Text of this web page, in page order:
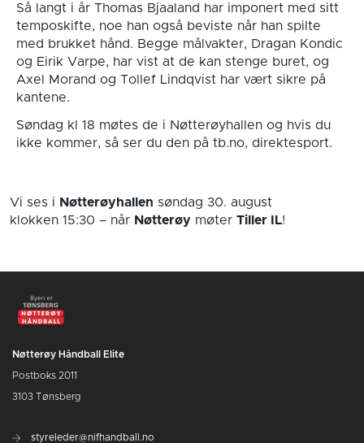
Så langt i år Thomas Bjaaland har imponert med sitt
temposkifte, noe han også beviste når han spilte
med brukket hånd. Begge målvakter, Dragan Kondic
og Eirik Varpe, har vist at de kan stenge buret, og
Axel Morand og Tollef Lindqvist har vært sikre på
kantene.
Søndag kl 18 møtes de i Nøtterøyhallen og hvis du
ikke kommer, så ser du den på tb.no, direktesport.
Vi ses i Nøtterøyhallen søndag 30. august
klokken 15:30 – når Nøtterøy møter Tiller IL!
Nøtterøy Håndball Elite
Postboks 2011
3103 Tønsberg
styreleder@nifhandball.no